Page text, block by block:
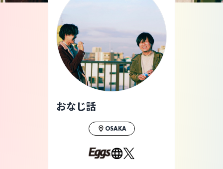
ライブ体験をもっと楽しく、もっと便利
に。
おなじ話
OSAKA